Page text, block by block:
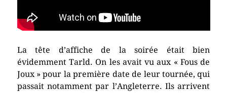
La tête d’affiche de la soirée était bien
évidemment Tarld. On les avait vu aux « Fous de
Joux » pour la première date de leur tournée, qui
passait notamment par l’Angleterre. Ils arrivent